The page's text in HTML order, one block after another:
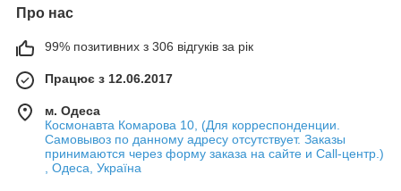
Про нас
99% позитивних з 306 відгуків за рік
Працює з 12.06.2017
м. Одеса
Космонавта Комарова 10, (Для корреспонденции.
Самовывоз по данному адресу отсутствует. Заказы
принимаются через форму заказа на сайте и Call-центр.)
, Одеса, Україна